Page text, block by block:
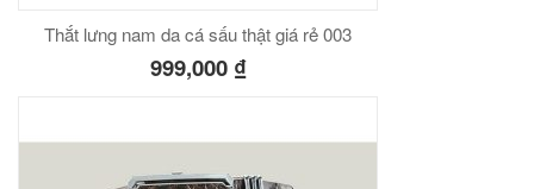
Thắt lưng nam da cá sấu thật giá rẻ 003
999,000 ₫